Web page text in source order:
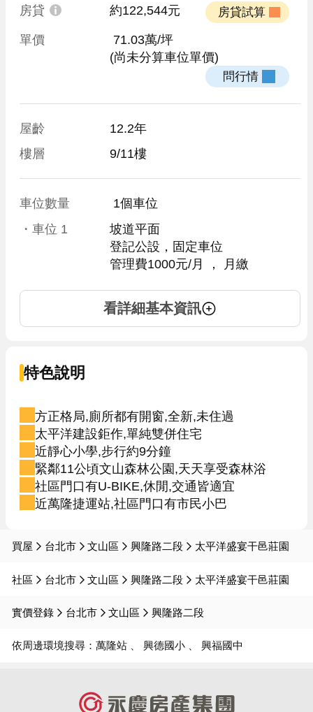
房貸 約122,544元
單價
71.03萬/坪
(尚未分算車位單價)
屋齡
12.2年
樓層
9/11樓
車位數量
1個車位
・車位 1
坡道平面
登記公設，固定車位
管理費1000元/月
， 月繳
看詳細基本資訊
特色說明
方正格局,廁所都有開窗,全新,未住過
太平洋建設鉅作,單純雙併住宅
近靜心小學,步行約9分鐘
緊鄰11公頃文山森林公園,天天享受森林浴
社區門口有U-BIKE,休閒,交通皆適宜
近萬隆捷運站,社區門口有市民小巴
買屋 台北市 文山區 興隆路二段 太平洋盛宴干邑莊園
社區 台北市 文山區 興隆路二段 太平洋盛宴干邑莊園
實價登錄 台北市 文山區 興隆路二段
依周邊環境搜尋： 萬隆站 興德國小 興福國中